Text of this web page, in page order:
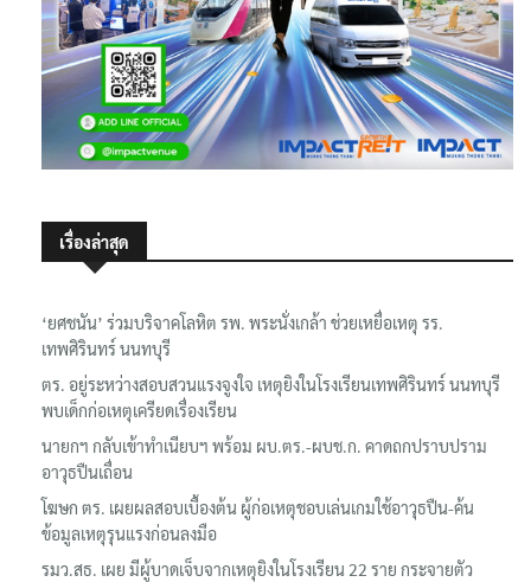
เรื่องล่าสุด
‘ยศชนัน’ ร่วมบริจาคโลหิต รพ. พระนั่งเกล้า ช่วยเหยื่อเหตุ รร.
เทพศิรินทร์ นนทบุรี
ตร. อยู่ระหว่างสอบสวนแรงจูงใจ เหตุยิงในโรงเรียนเทพศิรินทร์ นนทบุรี
พบเด็กก่อเหตุเครียดเรื่องเรียน
นายกฯ กลับเข้าทำเนียบฯ พร้อม ผบ.ตร.-ผบช.ก. คาดถกปราบปราม
อาวุธปืนเถื่อน
โฆษก ตร. เผยผลสอบเบื้องต้น ผู้ก่อเหตุชอบเล่นเกมใช้อาวุธปืน-ค้น
ข้อมูลเหตุรุนแรงก่อนลงมือ
รมว.สธ. เผย มีผู้บาดเจ็บจากเหตุยิงในโรงเรียน 22 ราย กระจายตัว